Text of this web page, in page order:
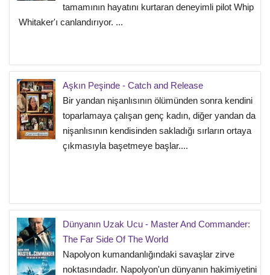
tamamının hayatını kurtaran deneyimli pilot Whip
Whitaker'ı canlandırıyor. ...
Aşkın Peşinde - Catch and Release
Bir yandan nişanlısının ölümünden sonra kendini
toparlamaya çalışan genç kadın, diğer yandan da
nişanlısının kendisinden sakladığı sırların ortaya
çıkmasıyla başetmeye başlar....
Dünyanın Uzak Ucu - Master And Commander:
The Far Side Of The World
Napolyon kumandanlığındaki savaşlar zirve
noktasındadır. Napolyon'un dünyanın hakimiyetini